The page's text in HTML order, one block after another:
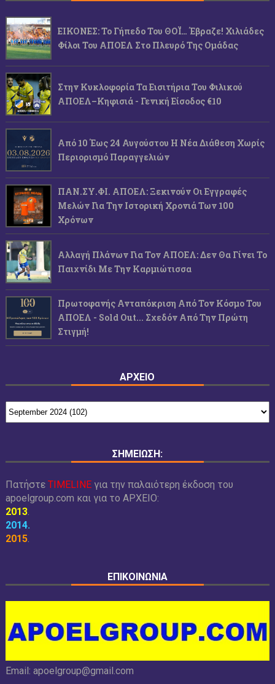
ΕΙΚΟΝΕΣ: Το Γήπεδο Του ΘΟΪ… Έβραζε! Χιλιάδες
Φίλοι Του ΑΠΟΕΛ Στο Πλευρό Της Ομάδας
Στην Κυκλοφορία Τα Εισιτήρια Του Φιλικού
ΑΠΟΕΛ–Κηφισιά - Γενική Είσοδος €10
Από 10 Έως 24 Αυγούστου Η Νέα Διάθεση Χωρίς
Περιορισμό Παραγγελιών
ΠΑΝ.ΣΥ.ΦΙ. ΑΠΟΕΛ: Ξεκινούν Οι Εγγραφές
Μελών Για Την Ιστορική Χρονιά Των 100
Χρόνων
Αλλαγή Πλάνων Για Τον ΑΠΟΕΛ: Δεν Θα Γίνει Το
Παιχνίδι Με Την Καρμιώτισσα
Πρωτοφανής Ανταπόκριση Από Τον Κόσμο Του
ΑΠΟΕΛ - Sold Out... Σχεδόν Από Την Πρώτη
Στιγμή!
ΑΡΧΕΙΟ
ΣΗΜΕΙΩΣΗ:
Πατήστε TIMELINEγια την παλαιότερη έκδοση του
apoelgroup.com και για το ΑΡΧΕΙΟ:
2013.
2014.
2015.
ΕΠΙΚΟΙΝΩΝΙΑ
Email: apoelgroup@gmail.com